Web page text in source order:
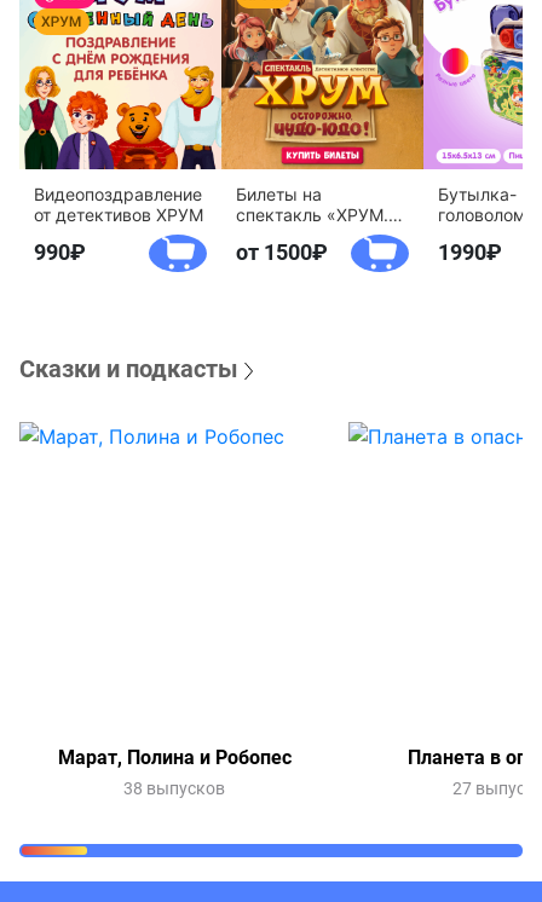
Видеопоздравление
от детективов ХРУМ
990
Билеты на
спектакль «ХРУМ.
Осторожно, Чудо-
Юдо!»
от 1500
Бутылка-
агентство
1990
Сказки и подкасты
Марат, Полина и Робопес
38 выпусков
Планета в
27